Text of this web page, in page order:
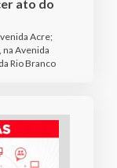
ato do
Acre;
na Avenida
Rio Branco